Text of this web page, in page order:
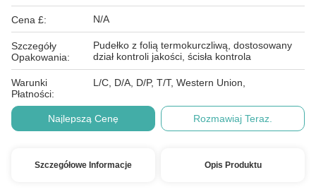
Cena £: N/A
Szczegóły
Opakowania:
Pudełko z folią termokurczliwą, dostosowany
dział kontroli jakości, ścisła kontrola
Warunki
Płatności:
L/C, D/A, D/P, T/T, Western Union,
Najlepszą Cenę Rozmawiaj Teraz.
Szczegółowe Informacje Opis Produktu